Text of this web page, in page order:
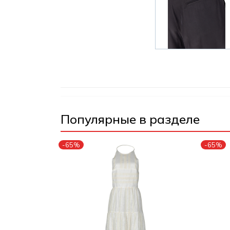
Популярные в разделе
-65% -65%